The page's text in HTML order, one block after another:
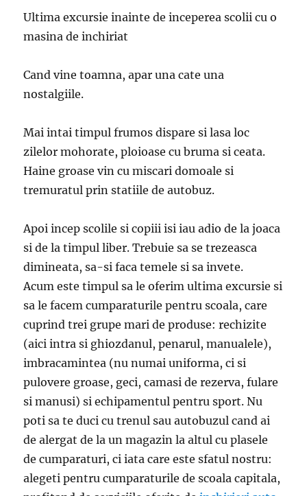
si
Ultima excursie inainte de inceperea scolii cu o
masina de inchiriat
Cand vine toamna, apar una cate una
nostalgiile.
Mai intai timpul frumos dispare si lasa loc
zilelor mohorate, ploioase cu bruma si ceata.
Haine groase vin cu miscari domoale si
tremuratul prin statiile de autobuz.
Apoi incep scolile si copiii isi iau adio de la joaca
si de la timpul liber. Trebuie sa se trezeasca
dimineata, sa-si faca temele si sa invete.
Acum este timpul sa le oferim ultima excursie si
sa le facem cumparaturile pentru scoala, care
cuprind trei grupe mari de produse: rechizite
(aici intra si ghiozdanul, penarul, manualele),
imbracamintea (nu numai uniforma, ci si
pulovere groase, geci, camasi de rezerva, fulare
si manusi) si echipamentul pentru sport. Nu
poti sa te duci cu trenul sau autobuzul cand ai
de alergat de la un magazin la altul cu plasele
de cumparaturi, ci iata care este sfatul nostru:
alegeti pentru cumparaturile de scoala capitala,